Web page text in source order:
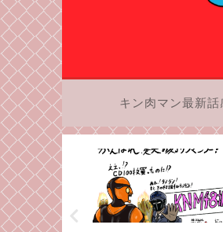
キン肉マン最新話